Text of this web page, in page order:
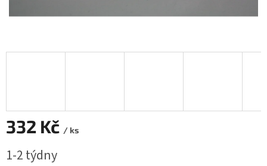
332 Kč / ks
cena:
1-2 týdny